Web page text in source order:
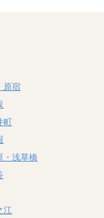
原宿
町
・浅草橋
江